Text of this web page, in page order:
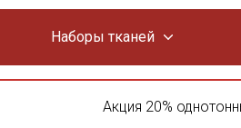
Наборы тканей
Акция 20%